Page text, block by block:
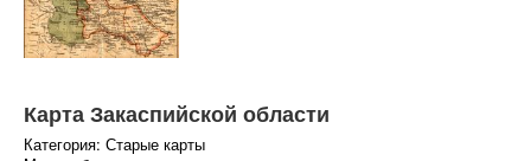
Карта Закаспийской области
Категория: Старые карты